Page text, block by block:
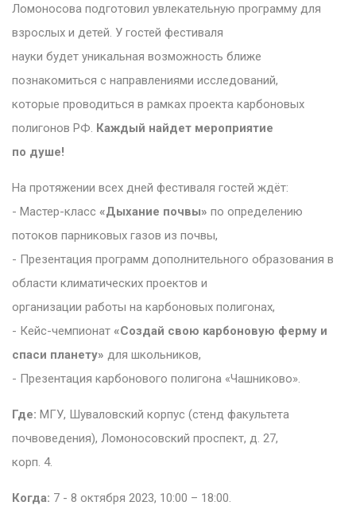
Ломоносова подготовил увлекательную программу для
взрослых и детей. У гостей фестиваля
науки будет уникальная возможность ближе
познакомиться с направлениями исследований,
которые проводиться в рамках проекта карбоновых
полигонов РФ. Каждый найдет мероприятие
по душе!
На протяжении всех дней фестиваля гостей ждёт:
- Мастер-класс «Дыхание почвы» по определению
потоков парниковых газов из почвы,
- Презентация программ дополнительного образования в
области климатических проектов и
организации работы на карбоновых полигонах,
- Кейс-чемпионат «Создай свою карбоновую ферму и
спаси планету» для школьников,
- Презентация карбонового полигона «Чашниково».
Где: МГУ, Шуваловский корпус (стенд факультета
почвоведения), Ломоносовский проспект, д. 27,
корп. 4.
Когда: 7 - 8 октября 2023, 10:00 – 18:00.